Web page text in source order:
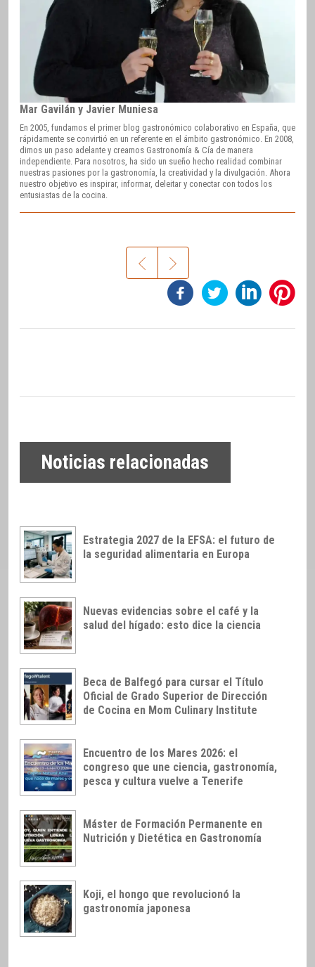
Mar Gavilán y Javier Muniesa
En 2005, fundamos el primer blog gastronómico colaborativo en España, que
rápidamente se convirtió en un referente en el ámbito gastronómico. En 2008,
dimos un paso adelante y creamos Gastronomía & Cía de manera
independiente. Para nosotros, ha sido un sueño hecho realidad combinar
nuestras pasiones por la gastronomía, la creatividad y la divulgación. Ahora
nuestro objetivo es inspirar, informar, deleitar y conectar con todos los
entusiastas de la cocina.
Noticias relacionadas
Estrategia 2027 de la EFSA: el futuro de
la seguridad alimentaria en Europa
Nuevas evidencias sobre el café y la
salud del hígado: esto dice la ciencia
Beca de Balfegó para cursar el Título
Oficial de Grado Superior de Dirección
de Cocina en Mom Culinary Institute
Encuentro de los Mares 2026: el
congreso que une ciencia, gastronomía,
pesca y cultura vuelve a Tenerife
Máster de Formación Permanente en
Nutrición y Dietética en Gastronomía
Koji, el hongo que revolucionó la
gastronomía japonesa